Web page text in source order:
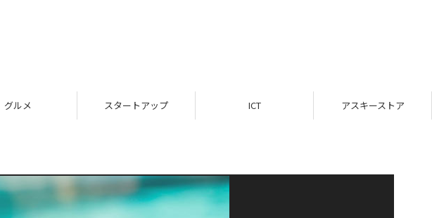
グルメ スタートアップ ICT アスキーストア